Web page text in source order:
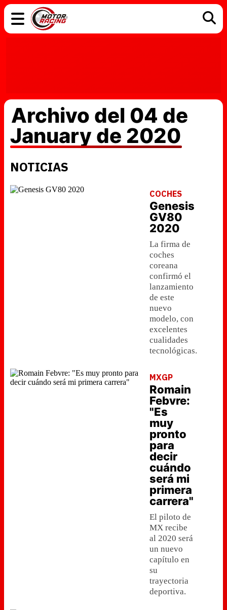
Archivo del 04 de
January de 2020
NOTICIAS
COCHES
Genesis
GV80
2020
La firma de
coches
coreana
confirmó el
lanzamiento
de este
nuevo
modelo, con
excelentes
cualidades
tecnológicas.
MXGP
Romain
Febvre:
"Es
muy
pronto
para
decir
cuándo
será mi
primera
carrera"
El piloto de
MX recibe
al 2020 será
un nuevo
capítulo en
su
trayectoria
deportiva.